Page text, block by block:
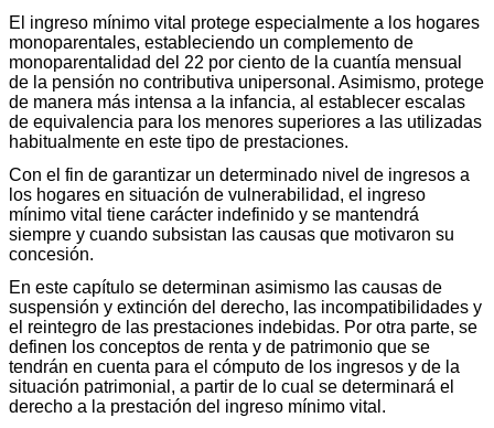
El ingreso mínimo vital protege especialmente a los hogares
monoparentales, estableciendo un complemento de
monoparentalidad del 22 por ciento de la cuantía mensual
de la pensión no contributiva unipersonal. Asimismo, protege
de manera más intensa a la infancia, al establecer escalas
de equivalencia para los menores superiores a las utilizadas
habitualmente en este tipo de prestaciones.
Con el fin de garantizar un determinado nivel de ingresos a
los hogares en situación de vulnerabilidad, el ingreso
mínimo vital tiene carácter indefinido y se mantendrá
siempre y cuando subsistan las causas que motivaron su
concesión.
En este capítulo se determinan asimismo las causas de
suspensión y extinción del derecho, las incompatibilidades y
el reintegro de las prestaciones indebidas. Por otra parte, se
definen los conceptos de renta y de patrimonio que se
tendrán en cuenta para el cómputo de los ingresos y de la
situación patrimonial, a partir de lo cual se determinará el
derecho a la prestación del ingreso mínimo vital.